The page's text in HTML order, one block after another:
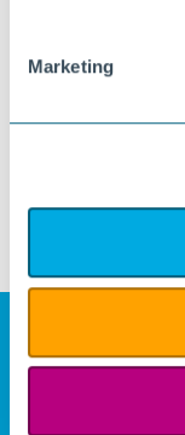
Marketing